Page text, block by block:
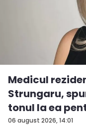
06 august 2026, 14:01
Medicul
Strungaru,
tonul la ea
a...